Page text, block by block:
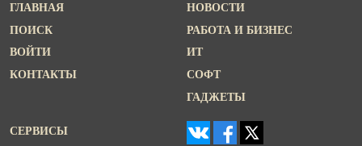
ГЛАВНАЯ
ПОИСК
ВОЙТИ
КОНТАКТЫ
НОВОСТИ
РАБОТА И БИЗНЕС
ИТ
СОФТ
ГАДЖЕТЫ
СЕРВИСЫ